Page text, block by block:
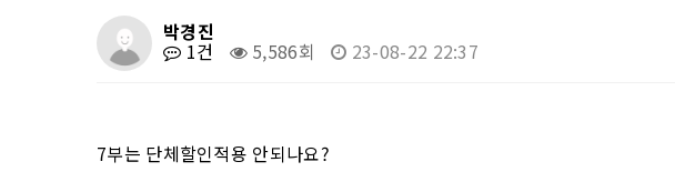
박경진
1건 5,586회 23-08-22 22:37
7부는 단체할인적용 안되나요?